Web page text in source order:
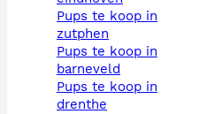
pups te koop in
zutphen
pups te koop in
barneveld
pups te koop in
drenthe